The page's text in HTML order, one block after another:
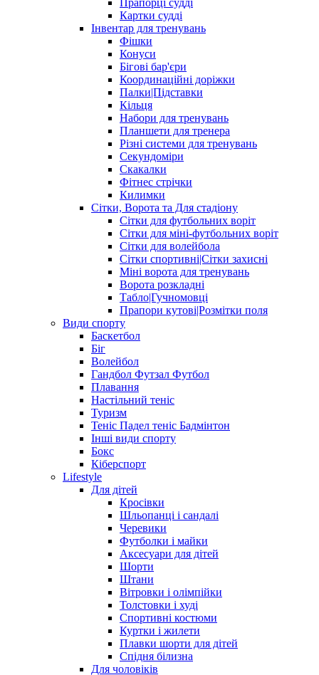
Прапорці судді
Картки судді
Інвентар для тренувань
Фішки
Конуси
Бігові бар'єри
Координаційні доріжки
Палки|Підставки
Кільця
Набори для тренувань
Планшети для тренера
Різні системи для тренувань
Секундоміри
Скакалки
Фітнес стрічки
Килимки
Сітки, Ворота та Для стадіону
Сітки для футбольних воріт
Сітки для міні-футбольних воріт
Сітки для волейбола
Сітки спортивні|Cітки захисні
Міні ворота для тренувань
Ворота розкладні
Табло|Гучномовці
Прапори кутові|Розмітки поля
Види спорту
Баскетбол
Біг
Волейбол
Гандбол Футзал Футбол
Плавання
Настільний теніс
Туризм
Теніс Падел теніс Бадмінтон
Інші види спорту
Бокс
Кіберспорт
Lifestyle
Для дітей
Кросівки
Шльопанці і сандалі
Черевики
Футболки і майки
Аксесуари для дітей
Шорти
Штани
Вітровки і олімпійки
Толстовки і худі
Спортивні костюми
Куртки і жилети
Плавки шорти для дітей
Спідня білизна
Для чоловіків